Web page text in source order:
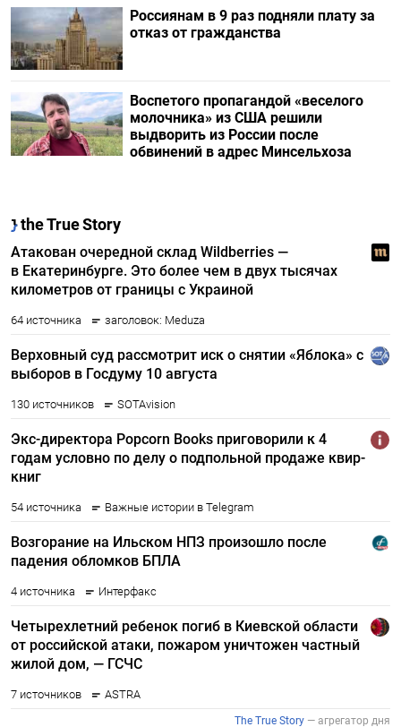
Россиянам в 9 раз подняли плату за
отказ от гражданства
Воспетого пропагандой «веселого
молочника» из США решили
выдворить из России после
обвинений в адрес Минсельхоза